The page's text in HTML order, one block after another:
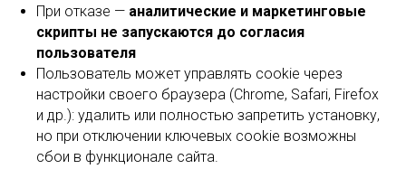
При отказе — аналитические и маркетинговые
скрипты не запускаются до согласия
пользователя
Пользователь может управлять cookie через
настройки своего браузера (Chrome, Safari, Firefox
и др.): удалить или полностью запретить установку,
но при отключении ключевых cookie возможны
сбои в функционале сайта.